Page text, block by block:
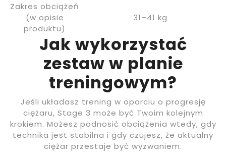
Zakres obciążeń
(w opisie
produktu)
31–41 kg
Jak wykorzystać
zestaw w planie
treningowym?
Jeśli układasz trening w oparciu o progresję
ciężaru, Stage 3 może być Twoim kolejnym
krokiem. Możesz podnosić obciążenia wtedy, gdy
technika jest stabilna i gdy czujesz, że aktualny
ciężar przestaje być wyzwaniem.